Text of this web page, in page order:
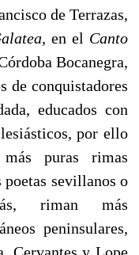
de Terrazas,
en el Canto
Bocanegra,
de conquistadores
educados con
por ello
puras rimas
sevillanos o
riman más
peninsulares,